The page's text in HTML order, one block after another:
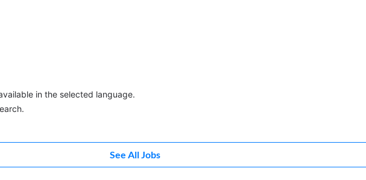
in the selected language.
See All Jobs